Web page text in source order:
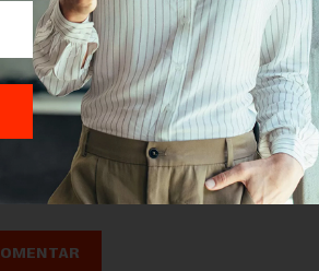
sapravilima komentarisanja i pravilima
Google Politika Privatnosti
Google Uslovi